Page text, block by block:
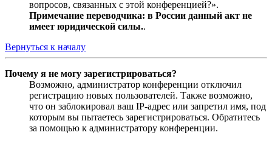
вопросов, связанных с этой конференцией?».
Примечание переводчика: в России данный акт не
имеет юридической силы..
Вернуться к началу
Почему я не могу зарегистрироваться?
Возможно, администратор конференции отключил
регистрацию новых пользователей. Также возможно,
что он заблокировал ваш IP-адрес или запретил имя, под
которым вы пытаетесь зарегистрироваться. Обратитесь
за помощью к администратору конференции.